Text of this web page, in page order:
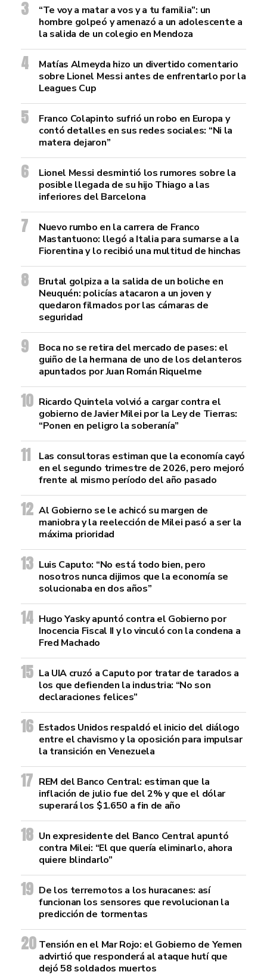
“Te voy a matar a vos y a tu familia”: un
hombre golpeó y amenazó a un adolescente a
la salida de un colegio en Mendoza
Matías Almeyda hizo un divertido comentario
sobre Lionel Messi antes de enfrentarlo por la
Leagues Cup
Franco Colapinto sufrió un robo en Europa y
contó detalles en sus redes sociales: “Ni la
matera dejaron”
Lionel Messi desmintió los rumores sobre la
posible llegada de su hijo Thiago a las
inferiores del Barcelona
Nuevo rumbo en la carrera de Franco
Mastantuono: llegó a Italia para sumarse a la
Fiorentina y lo recibió una multitud de hinchas
Brutal golpiza a la salida de un boliche en
Neuquén: policías atacaron a un joven y
quedaron filmados por las cámaras de
seguridad
Boca no se retira del mercado de pases: el
guiño de la hermana de uno de los delanteros
apuntados por Juan Román Riquelme
Ricardo Quintela volvió a cargar contra el
gobierno de Javier Milei por la Ley de Tierras:
“Ponen en peligro la soberanía”
Las consultoras estiman que la economía cayó
en el segundo trimestre de 2026, pero mejoró
frente al mismo período del año pasado
Al Gobierno se le achicó su margen de
maniobra y la reelección de Milei pasó a ser la
máxima prioridad
Luis Caputo: “No está todo bien, pero
nosotros nunca dijimos que la economía se
solucionaba en dos años”
Hugo Yasky apuntó contra el Gobierno por
Inocencia Fiscal II y lo vinculó con la condena a
Fred Machado
La UIA cruzó a Caputo por tratar de tarados a
los que defienden la industria: “No son
declaraciones felices”
Estados Unidos respaldó el inicio del diálogo
entre el chavismo y la oposición para impulsar
la transición en Venezuela
REM del Banco Central: estiman que la
inflación de julio fue del 2% y que el dólar
superará los $1.650 a fin de año
Un expresidente del Banco Central apuntó
contra Milei: “El que quería eliminarlo, ahora
quiere blindarlo”
De los terremotos a los huracanes: así
funcionan los sensores que revolucionan la
predicción de tormentas
Tensión en el Mar Rojo: el Gobierno de Yemen
advirtió que responderá al ataque hutí que
dejó 58 soldados muertos